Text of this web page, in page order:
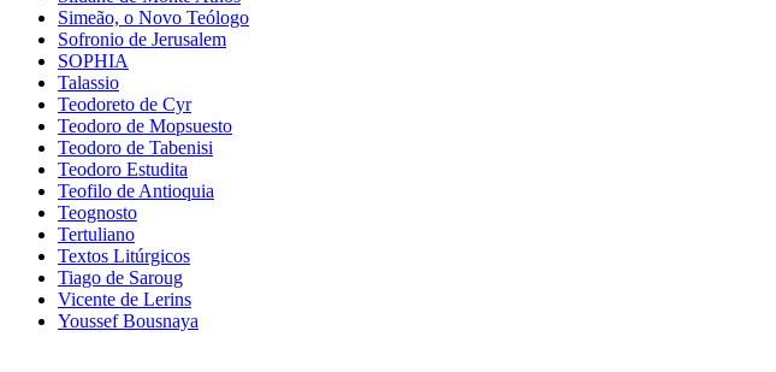
Simeão, o Novo Teólogo
Sofronio de Jerusalem
SOPHIA
Talassio
Teodoreto de Cyr
Teodoro de Mopsuesto
Teodoro de Tabenisi
Teodoro Estudita
Teofilo de Antioquia
Teognosto
Tertuliano
Textos Litúrgicos
Tiago de Saroug
Vicente de Lerins
Youssef Bousnaya